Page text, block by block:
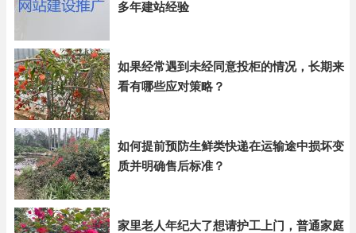
多年建站经验
如果经常遇到未经同意投柜的情况，长期来
看有哪些应对策略？
如何提前预防生鲜类快递在运输途中损坏变
质并明确售后标准？
家里老人年纪大了想请护工上门，普通家庭